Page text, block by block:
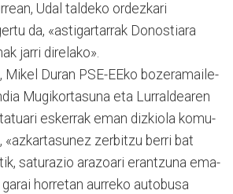
Udal taldeko ordezkari
da, «asti­garta­rrak Do­nos­tiara
jarri direlako».
Mikel Duran PSE-EEko bozeramaile­
Mugi­kortasuna eta Lurraldea­ren
es­ke­rrak eman dizkiola ko­mu­­
«azkar­tasunez zerbitzu berri bat
satura­zio arazoari erantzuna ema­
horre­tan aurreko autobusa